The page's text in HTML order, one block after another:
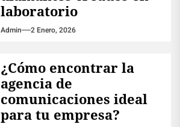
laboratorio
Admin 2 Enero, 2026
¿Cómo encontrar la
agencia de
comunicaciones ideal
para tu empresa?